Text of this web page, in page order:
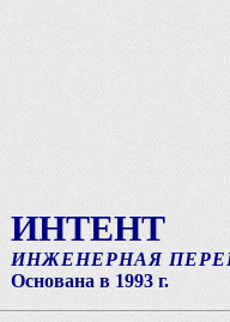
ИНТЕНТ
ИНЖЕНЕРНАЯ
Основана в 1993 г.